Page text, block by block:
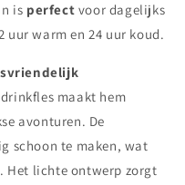
is perfect voor dagelijks
uur warm en 24 uur koud.
maakt hem
avonturen. De
schoon te maken, wat
Het lichte ontwerp zorgt